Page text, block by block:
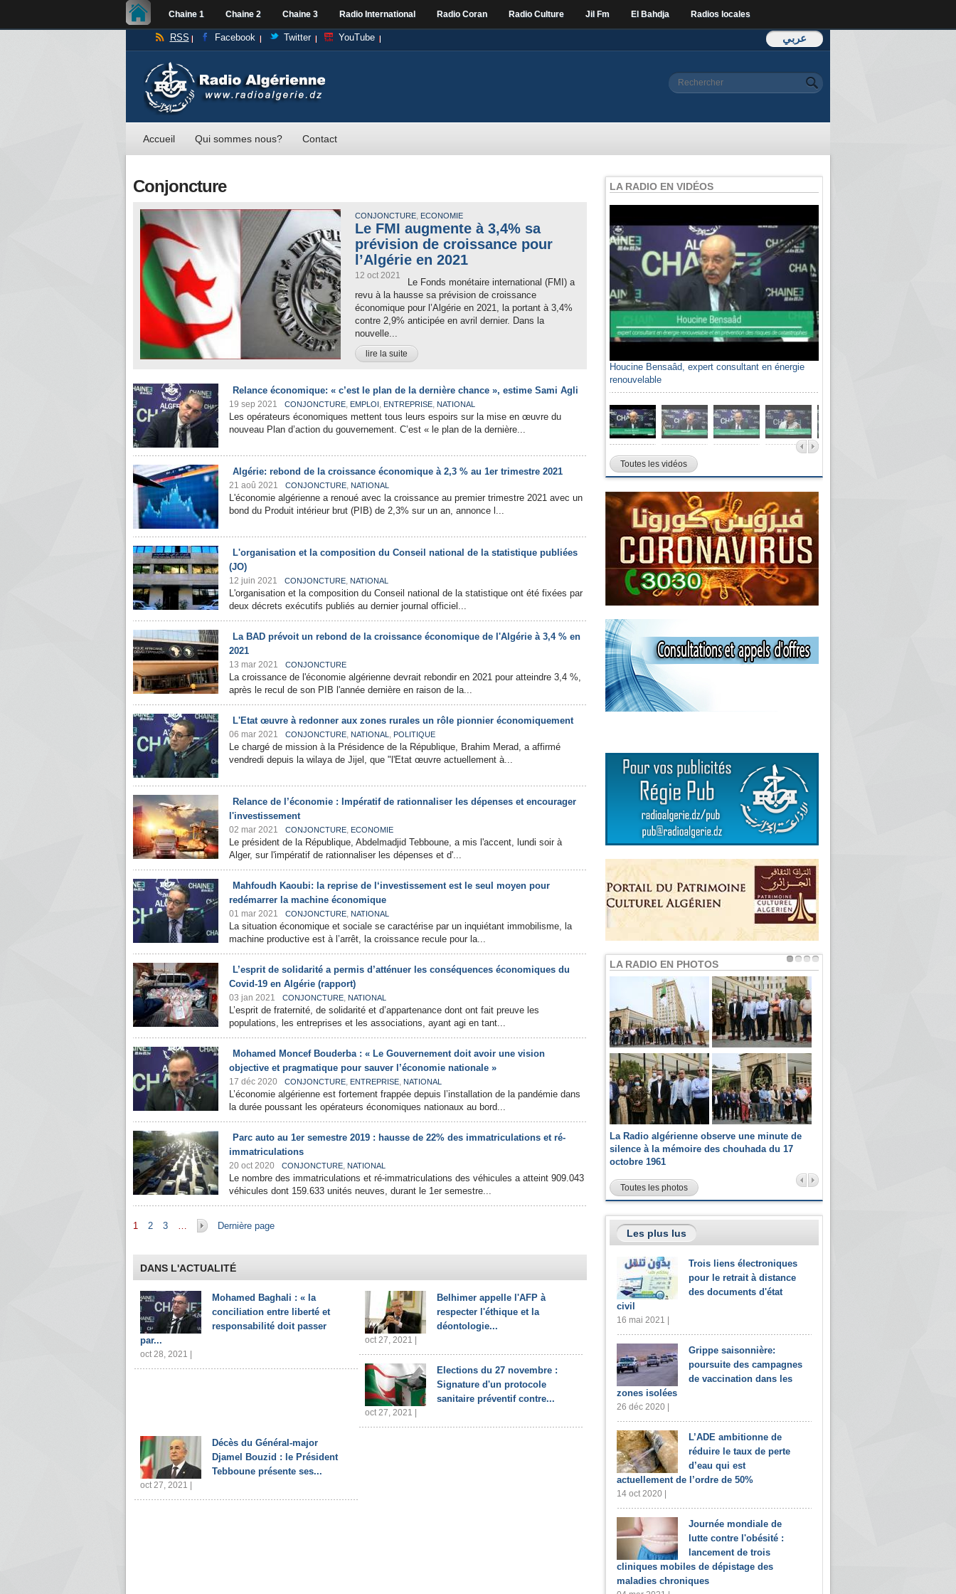
Chaine 1 Chaine 2 Chaine 3 Radio International Radio Coran Radio Culture Jil Fm El Bahdja Radios locales
عربي RSS Facebook Twitter YouTube
Formulaire de
Rechercher
Accueil Qui sommes nous? Contact
Conjoncture
CONJONCTURE, ECONOMIE
Le FMI augmente à 3,4% sa
prévision de croissance pour
l’Algérie en 2021
12 oct 2021
Le Fonds monétaire international (FMI) a
revu à la hausse sa prévision de croissance
économique pour l’Algérie en 2021, la portant à 3,4%
contre 2,9% anticipée en avril dernier. Dans la
nouvelle...
lire la suite
Relance économique: « c’est le plan de la dernière chance », estime Sami Agli
19 sep 2021 CONJONCTURE, EMPLOI, ENTREPRISE, NATIONAL
Les opérateurs économiques mettent tous leurs espoirs sur la mise en œuvre du
nouveau Plan d’action du gouvernement. C’est « le plan de la dernière...
Algérie: rebond de la croissance économique à 2,3 % au 1er trimestre 2021
21 aoû 2021 CONJONCTURE, NATIONAL
L'économie algérienne a renoué avec la croissance au premier trimestre 2021 avec un
bond du Produit intérieur brut (PIB) de 2,3% sur un an, annonce l...
L'organisation et la composition du Conseil national de la statistique publiées
(JO)
12 juin 2021 CONJONCTURE, NATIONAL
L'organisation et la composition du Conseil national de la statistique ont été fixées par
deux décrets exécutifs publiés au dernier journal officiel...
La BAD prévoit un rebond de la croissance économique de l'Algérie à 3,4 % en
2021
13 mar 2021 CONJONCTURE
La croissance de l'économie algérienne devrait rebondir en 2021 pour atteindre 3,4 %,
après le recul de son PIB l'année dernière en raison de la...
L'Etat œuvre à redonner aux zones rurales un rôle pionnier économiquement
06 mar 2021 CONJONCTURE, NATIONAL , POLITIQUE
Le chargé de mission à la Présidence de la République, Brahim Merad, a affirmé
vendredi depuis la wilaya de Jijel, que "l'Etat œuvre actuellement à...
Relance de l’économie : Impératif de rationnaliser les dépenses et encourager
l'investissement
02 mar 2021 CONJONCTURE, ECONOMIE
Le président de la République, Abdelmadjid Tebboune, a mis l'accent, lundi soir à
Alger, sur l'impératif de rationnaliser les dépenses et d'...
Mahfoudh Kaoubi: la reprise de l‘investissement est le seul moyen pour
redémarrer la machine économique
01 mar 2021 CONJONCTURE, NATIONAL
La situation économique et sociale se caractérise par un inquiétant immobilisme, la
machine productive est à l’arrêt, la croissance recule pour la...
L’esprit de solidarité a permis d’atténuer les conséquences économiques du
Covid-19 en Algérie (rapport)
03 jan 2021 CONJONCTURE, NATIONAL
L’esprit de fraternité, de solidarité et d’appartenance dont ont fait preuve les
populations, les entreprises et les associations, ayant agi en tant...
Mohamed Moncef Bouderba : « Le Gouvernement doit avoir une vision
objective et pragmatique pour sauver l’économie nationale »
17 déc 2020 CONJONCTURE, ENTREPRISE, NATIONAL
L’économie algérienne est fortement frappée depuis l’installation de la pandémie dans
la durée poussant les opérateurs économiques nationaux au bord...
Parc auto au 1er semestre 2019 : hausse de 22% des immatriculations et ré-
immatriculations
20 oct 2020 CONJONCTURE, NATIONAL
Le nombre des immatriculations et ré-immatriculations des véhicules a atteint 909.043
véhicules dont 159.633 unités neuves, durant le 1er semestre...
Pages
1 2 3 … Dernière page
DANS L'ACTUALITÉ
Mohamed Baghali : « la
conciliation entre liberté et
responsabilité doit passer
par...
oct 28, 2021 |
Belhimer appelle l'AFP à
respecter l'éthique et la
déontologie...
oct 27, 2021 |
Elections du 27 novembre :
Signature d'un protocole
sanitaire préventif contre...
oct 27, 2021 |
Décès du Général-major
Djamel Bouzid : le Président
Tebboune présente ses...
oct 27, 2021 |
LA RADIO EN VIDÉOS
Houcine Bensaâd, expert consultant en énergie
renouvelable
Toutes les vidéos
LA RADIO EN PHOTOS
La Radio algérienne observe une minute de
silence à la mémoire des chouhada du 17
octobre 1961
Toutes les photos
Les plus lus
Trois liens électroniques
pour le retrait à distance
des documents d'état
civil
16 mai 2021 |
Grippe saisonnière:
poursuite des campagnes
de vaccination dans les
zones isolées
26 déc 2020 |
L’ADE ambitionne de
réduire le taux de perte
d’eau qui est
actuellement de l’ordre de 50%
14 oct 2020 |
Journée mondiale de
lutte contre l'obésité :
lancement de trois
cliniques mobiles de dépistage des
maladies chroniques